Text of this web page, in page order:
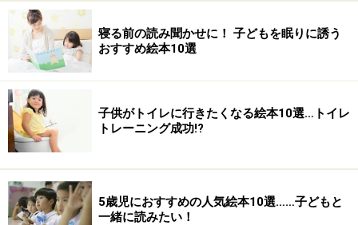
寝る前の読み聞かせに！ 子どもを眠りに誘う
おすすめ絵本10選
子供がトイレに行きたくなる絵本10選…トイレ
トレーニング成功!?
5歳児におすすめの人気絵本10選……子どもと
一緒に読みたい！